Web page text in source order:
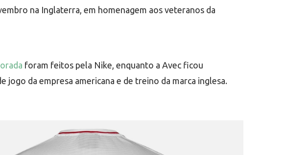
na Inglaterra, em homenagem aos veteranos da
foram feitos pela Nike, enquanto a Avec ficou
da empresa americana e de treino da marca inglesa.